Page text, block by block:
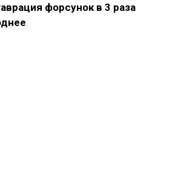
форсунок в 3 раза